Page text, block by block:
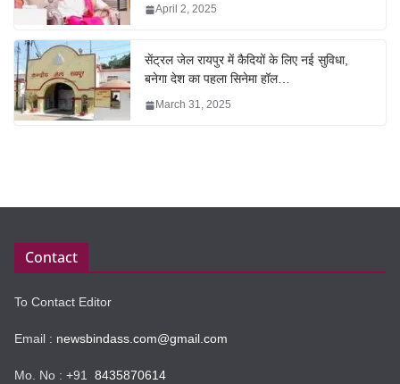
April 2, 2025
सेंट्रल जेल रायपुर में कैदियों के लिए नई सुविधा,
बनेगा देश का पहला सिनेमा हॉल…
March 31, 2025
Contact
To Contact Editor
Email : newsbindass.com@gmail.com
Mo. No : +91 8435870614